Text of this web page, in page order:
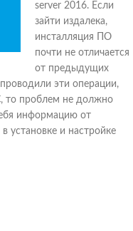
server 2016. Если
зайти издалека,
инсталляция ПО
почти не отличается
от предыдущих
эти операции,
то проблем не должно
информацию от
установке и настройке